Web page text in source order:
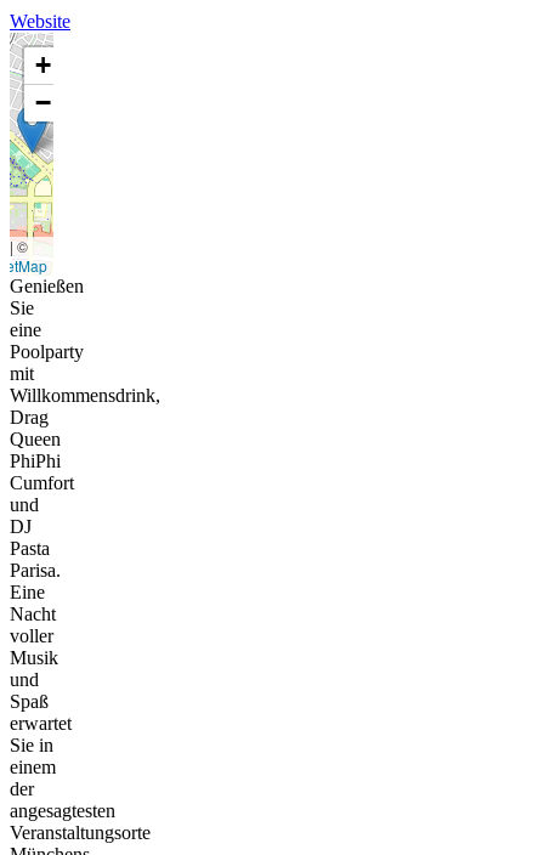
Website
+
−
|©
Genießen
Sie
eine
Poolparty
mit
Willkommensdrink,
Drag
Queen
PhiPhi
Cumfort
und
DJ
Pasta
Parisa.
Eine
Nacht
voller
Musik
und
Spaß
erwartet
Sie in
einem
der
angesagtesten
Veranstaltungsorte